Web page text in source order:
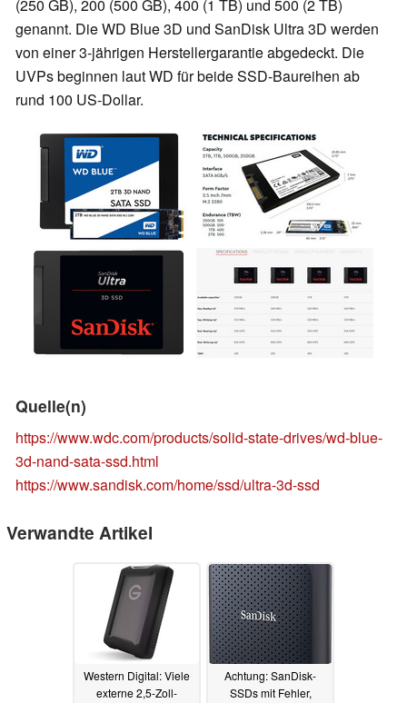
(250 GB), 200 (500 GB), 400 (1 TB) und 500 (2 TB)
genannt. Die WD Blue 3D und SanDisk Ultra 3D werden
von einer 3-jährigen Herstellergarantie abgedeckt. Die
UVPs beginnen laut WD für beide SSD-Baureihen ab
rund 100 US-Dollar.
Quelle(n)
https://www.wdc.com/products/solid-state-drives/wd-blue-
3d-nand-sata-ssd.html
https://www.sandisk.com/home/ssd/ultra-3d-ssd
Verwandte Artikel
Western Digital: Viele
externe 2,5-Zoll-
Achtung: SanDisk-
SSDs mit Fehler,